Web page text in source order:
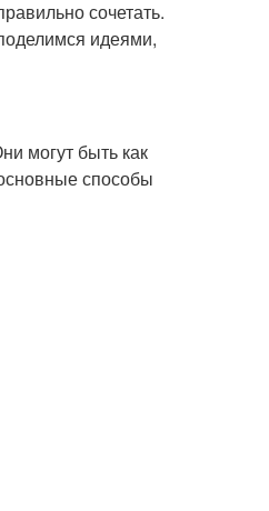
сочетать.
идеями,
могут быть как
способы